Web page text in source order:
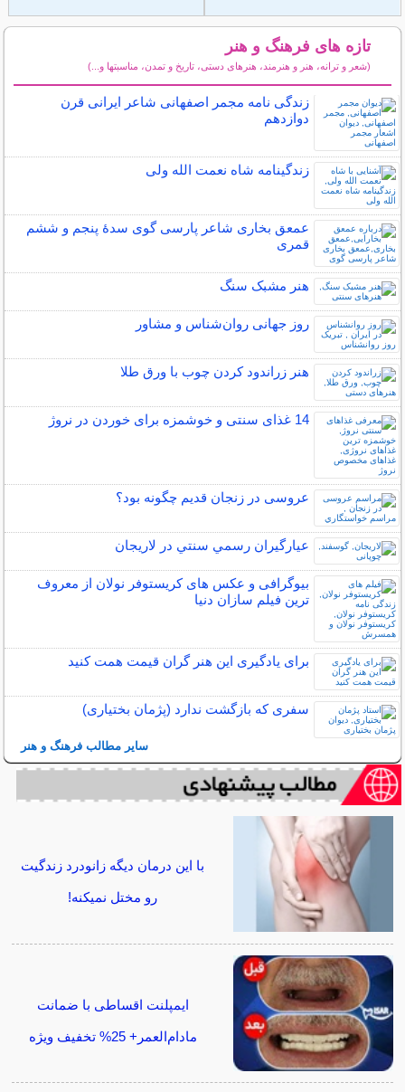
تازه های فرهنگ و هنر
(شعر و ترانه، هنر و هنرمند، هنرهای دستی، تاریخ و تمدن، مناسبتها و...)
زندگی نامه مجمر اصفهانی شاعر ایرانی قرن
دوازدهم
زندگینامه شاه نعمت الله ولی
عمعق بخاری شاعر پارسی گوی سدهٔ پنجم و ششم
قمری
هنر مشبک سنگ
روز جهانی روان‌شناس و مشاور
هنر زراندود كردن چوب با ورق طلا
14 غذای سنتی و خوشمزه برای خوردن در نروژ
عروسی در زنجان قدیم چگونه بود؟
عيارگيران رسمي سنتي در لاريجان
بیوگرافی و عکس های کریستوفر نولان از معروف
ترین فیلم سازان دنیا
برای یادگیری این هنر گران قیمت همت کنید
سفری که بازگشت ندارد (پژمان بختیاری)
سایر مطالب فرهنگ و هنر
با این درمان دیگه زانودرد زندگیت
رو مختل نمیکنه!
ایمپلنت اقساطی با ضمانت
مادام‌العمر+ 25% تخفیف ویژه